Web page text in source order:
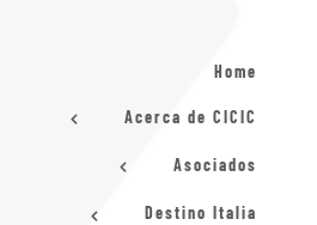
Home
Acerca de CICIC
Asociados
Destino Italia